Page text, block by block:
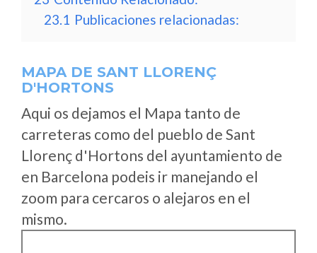
23.1 Publicaciones relacionadas:
MAPA DE SANT LLORENÇ
D'HORTONS
Aqui os dejamos el Mapa tanto de
carreteras como del pueblo de Sant
Llorenç d'Hortons del ayuntamiento de
en Barcelona podeis ir manejando el
zoom para cercaros o alejaros en el
mismo.